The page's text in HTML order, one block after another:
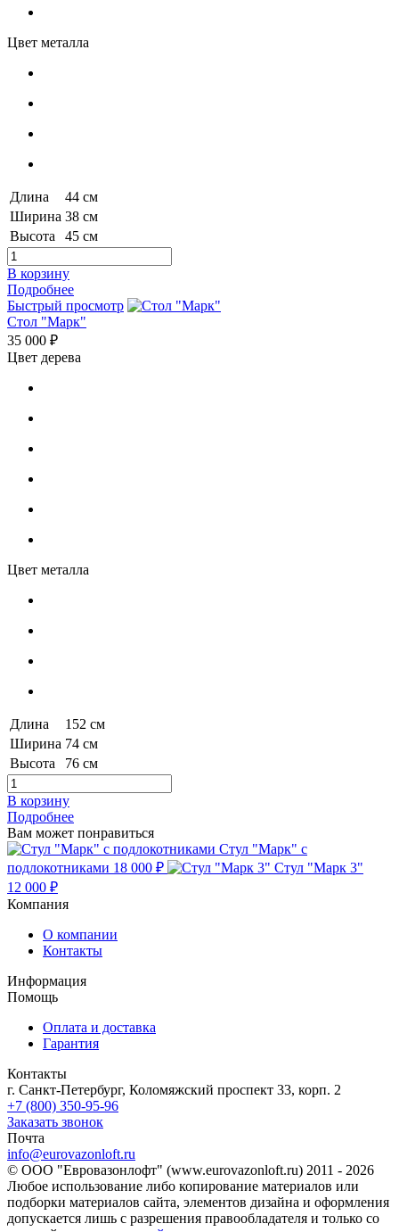
Цвет металла
Длина
44 см
Ширина 38 см
Высота
45 см
В корзину
Подробнее
Быстрый просмотр
Стол "Марк"
35 000 ₽
Цвет дерева
Цвет металла
Длина
152 см
Ширина 74 см
Высота
76 см
В корзину
Подробнее
Вам может понравиться
Стул "Марк" с
подлокотниками 18 000 ₽
Стул "Марк 3"
12 000 ₽
Компания
О компании
Контакты
Информация
Помощь
Оплата и доставка
Гарантия
Контакты
г. Санкт-Петербург, Коломяжский проспект 33, корп. 2
+7 (800) 350-95-96
Заказать звонок
Почта
info@eurovazonloft.ru
© ООО "Евровазонлофт" (www.eurovazonloft.ru) 2011 - 2026
Любое использование либо копирование материалов или
подборки материалов сайта, элементов дизайна и оформления
допускается лишь с разрешения правообладателя и только со